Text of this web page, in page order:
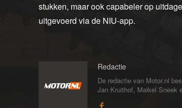
stukken, maar ook capabeler op
uitgevoerd via de NIU-app.
Redactie
De redactie van Motor.nl
Jan Kruithof, Maikel Sneek